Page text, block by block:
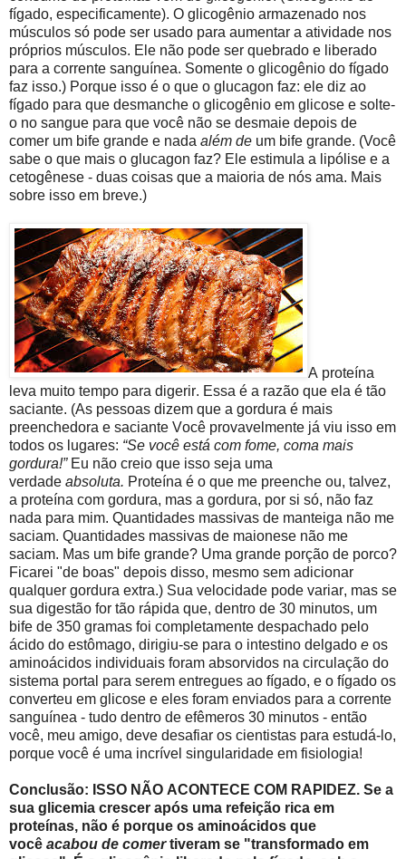
fígado, especificamente). O glicogênio armazenado nos
músculos só pode ser usado para aumentar a atividade nos
próprios músculos. Ele não pode ser quebrado e liberado
para a corrente sanguínea. Somente o glicogênio do fígado
faz isso.) Porque isso é o que o glucagon faz: ele diz ao
fígado para que desmanche o glicogênio em glicose e solte-
o no sangue para que você não se desmaie depois de
comer um bife grande e nada além de um bife grande. (Você
sabe o que mais o glucagon faz? Ele estimula a lipólise e a
cetogênese - duas coisas que a maioria de nós ama. Mais
sobre isso em breve.)
A proteína
leva muito tempo para digerir. Essa é a razão que ela é tão
saciante. (As pessoas dizem que a gordura é mais
preenchedora e saciante Você provavelmente já viu isso em
todos os lugares: “Se você está com fome, coma mais
gordura!”Eu não creio que isso seja uma
verdade absoluta. Proteína é o que me preenche ou, talvez,
a proteína com gordura, mas a gordura, por si só, não faz
nada para mim. Quantidades massivas de manteiga não me
saciam. Quantidades massivas de maionese não me
saciam. Mas um bife grande? Uma grande porção de porco?
Ficarei "de boas" depois disso, mesmo sem adicionar
qualquer gordura extra.) Sua velocidade pode variar, mas se
sua digestão for tão rápida que, dentro de 30 minutos, um
bife de 350 gramas foi completamente despachado pelo
ácido do estômago, dirigiu-se para o intestino delgado e os
aminoácidos individuais foram absorvidos na circulação do
sistema portal para serem entregues ao fígado, e o fígado os
converteu em glicose e eles foram enviados para a corrente
sanguínea - tudo dentro de efêmeros 30 minutos - então
você, meu amigo, deve desafiar os cientistas para estudá-lo,
porque você é uma incrível singularidade em fisiologia!
Conclusão: ISSO NÃO ACONTECE COM RAPIDEZ. Se a
sua glicemia crescer após uma refeição rica em
proteínas, não é porque os aminoácidos que
você acabou de comertiveram se "transformado em